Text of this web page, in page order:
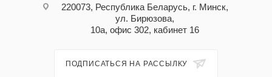
220073, Республика Беларусь, г. Минск,
ул. Бирюзова,
10а, офис 302, кабинет 16
ПОДПИСАТЬСЯ НА РАССЫЛКУ